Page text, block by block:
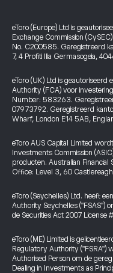
eToro (Europe) Ltd is
Exchange Commission
No. C200585. Geregistreerd
7, 4 Profiti Ilia Germasogeia,
eToro (UK) Ltd is
Authority (FCA) voor
Number: 583263.
07973792. Geregistreerd
Wharf, London E14 5AB,
eToro AUS Capital Limited
Investments Commission
producten. Australian Financial
Office: Level 3, 60
eToro (Seychelles) Ltd. heeft
Authority Seychelles ("FSAS")
de Securities Act 2007 License
eToro (ME) Limited is
Regulatory Authority ("FSRA")
Authorised Person om de
Dealing in Investments as